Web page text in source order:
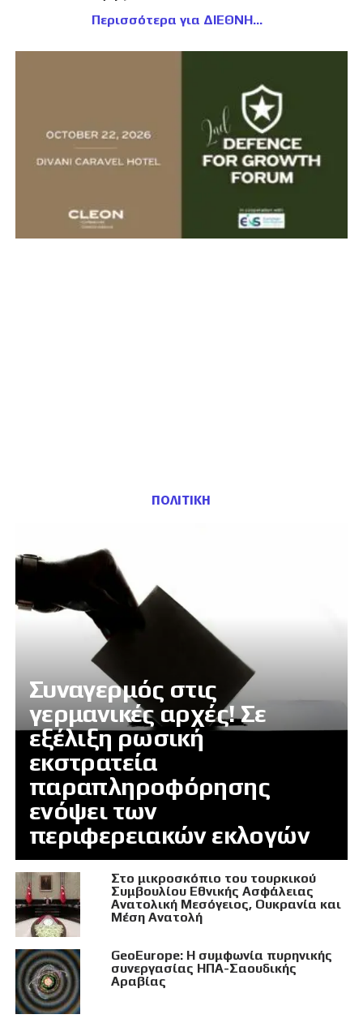
Περισσότερα για ΔΙΕΘΝΗ
ΠΟΛΙΤΙΚΗ
Συναγερμός στις
γερμανικές αρχές! Σε
εξέλιξη ρωσική
εκστρατεία
παραπληροφόρησης
ενόψει των
περιφερειακών εκλογών
Στο μικροσκόπιο του τουρκικού
Συμβουλίου Εθνικής Ασφάλειας
Ανατολική Μεσόγειος, Ουκρανία και
Μέση Ανατολή
GeoEurope: Η συμφωνία πυρηνικής
συνεργασίας ΗΠΑ-Σαουδικής
Αραβίας